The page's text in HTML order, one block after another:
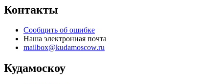
Контакты
Сообщить об ошибке
Наша электронная почта
mailbox@kudamoscow.ru
Кудамоскоу